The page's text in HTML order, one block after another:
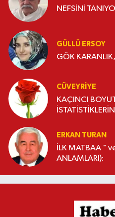
NEFSİNİ
GÜLLÜ ERSOY
GÖK KARANLIK,
CÜVEYRIYE
KAÇINCI BOYUTUNDASIN
ERKAN TURAN
İLK MATBAA "
ANLAMLARI):